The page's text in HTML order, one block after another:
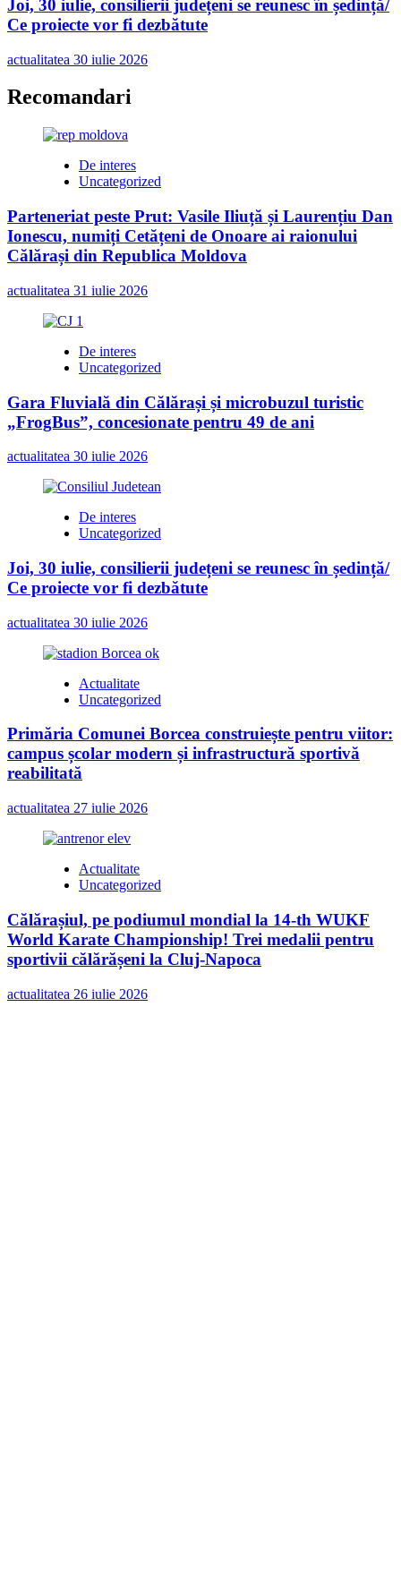
Joi, 30 iulie, consilierii județeni se reunesc în ședință/
Ce proiecte vor fi dezbătute
actualitatea 30 iulie 2026
Recomandari
De interes
Uncategorized
Parteneriat peste Prut: Vasile Iliuță și Laurențiu Dan
Ionescu, numiți Cetățeni de Onoare ai raionului
Călărași din Republica Moldova
actualitatea 31 iulie 2026
De interes
Uncategorized
Gara Fluvială din Călărași și microbuzul turistic
„FrogBus”, concesionate pentru 49 de ani
actualitatea 30 iulie 2026
De interes
Uncategorized
Joi, 30 iulie, consilierii județeni se reunesc în ședință/
Ce proiecte vor fi dezbătute
actualitatea 30 iulie 2026
Actualitate
Uncategorized
Primăria Comunei Borcea construiește pentru viitor:
campus școlar modern și infrastructură sportivă
reabilitată
actualitatea 27 iulie 2026
Actualitate
Uncategorized
Călărașiul, pe podiumul mondial la 14-th WUKF
World Karate Championship! Trei medalii pentru
sportivii călărășeni la Cluj-Napoca
actualitatea 26 iulie 2026